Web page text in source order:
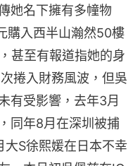
她名下擁有多幢物
購入西半山瀚然50樓
甚至有報道指她的身
捲入財務風波，但吳
有受影響，去年3月
同年8月在深圳被捕
S徐熙媛在日本不幸